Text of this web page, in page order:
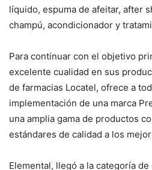
líquido, espuma de afeitar, after
champú, acondicionador y
Para continuar con el objetivo
excelente cualidad en sus
de farmacias Locatel, ofrece a
implementación de una marca
una amplia gama de productos
estándares de calidad a los
Elemental, llegó a la categoría